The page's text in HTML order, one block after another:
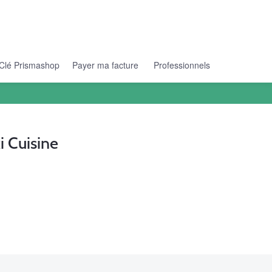
Prismashop Payer ma facture Professionnels
Cuisine